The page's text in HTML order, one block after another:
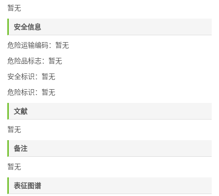
暂无
安全信息
危险运输编码：暂无
危险品标志：暂无
安全标识：暂无
危险标识：暂无
文献
暂无
备注
暂无
表征图谱